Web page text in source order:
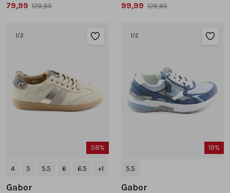
79,99 129,95
99,99 129,95
1 /2
38%
4 5 5.5 6 6.5 +1
Gabor
1 /2
19%
5.5
Gabor